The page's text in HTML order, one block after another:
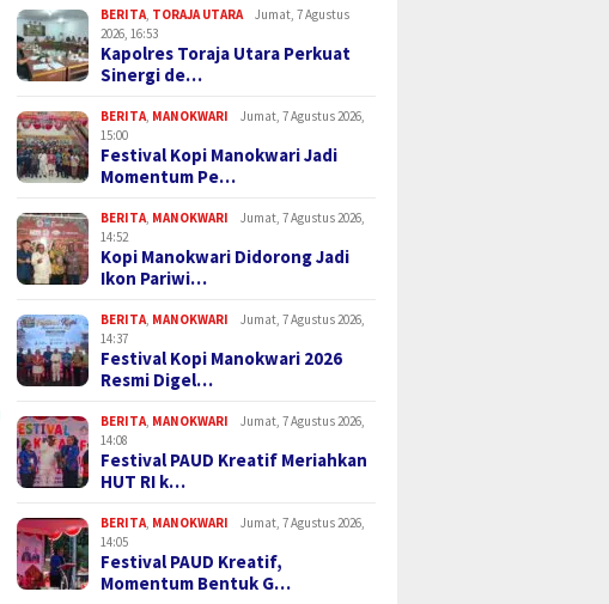
BERITA TORAJA UTARA
Jumat, 7 Agustus
2026, 16:53
Kapolres Toraja Utara Perkuat
Sinergi de…
BERITA MANOKWARI
Jumat, 7 Agustus 2026,
15:00
Festival Kopi Manokwari Jadi
Momentum Pe…
BERITA MANOKWARI
Jumat, 7 Agustus 2026,
14:52
Kopi Manokwari Didorong Jadi
Ikon Pariwi…
BERITA MANOKWARI
Jumat, 7 Agustus 2026,
14:37
Festival Kopi Manokwari 2026
Resmi Digel…
BERITA MANOKWARI
Jumat, 7 Agustus 2026,
14:08
Festival PAUD Kreatif Meriahkan
HUT RI k…
BERITA MANOKWARI
Jumat, 7 Agustus 2026,
14:05
Festival PAUD Kreatif,
Momentum Bentuk G…